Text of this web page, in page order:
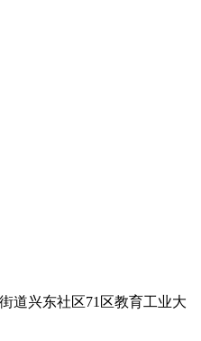
道兴东社区71区教育工业大